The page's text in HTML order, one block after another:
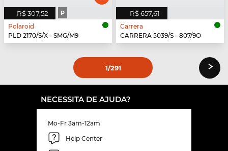
R$ 307,52 P
Polaroid
PLD 2170/S/X - SMG/M9
R$ 657,61
Carrera
CARRERA 5039/S - 807/9O
1/291 ›
NECESSITA DE AJUDA?
Mo-Fr 3am-12am
Help Center